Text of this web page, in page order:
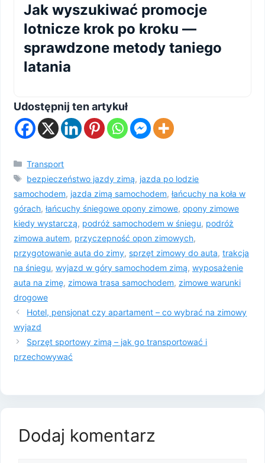
Jak wyszukiwać promocje
lotnicze krok po kroku —
sprawdzone metody taniego
latania
Udostępnij ten artykuł
Kategorie
Transport
Tagi
bezpieczeństwo jazdy zimą, jazda po lodzie
samochodem, jazda zimą samochodem, łańcuchy na koła w
górach, łańcuchy śniegowe opony zimowe, opony zimowe
kiedy wystarczą, podróż samochodem w śniegu, podróż
zimowa autem, przyczepność opon zimowych,
przygotowanie auta do zimy, sprzęt zimowy do auta, trakcja
na śniegu, wyjazd w góry samochodem zimą, wyposażenie
auta na zimę, zimowa trasa samochodem, zimowe warunki
drogowe
Hotel, pensjonat czy apartament – co wybrać na zimowy
wyjazd
Sprzęt sportowy zimą – jak go transportować i
przechowywać
Dodaj komentarz